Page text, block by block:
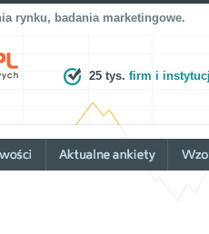
rynku, badania marketingowe.
25 tys. firm i